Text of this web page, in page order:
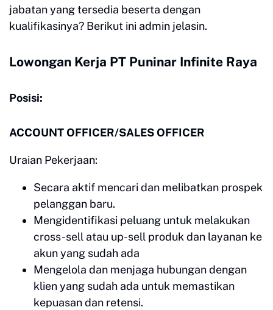
jabatan yang tersedia beserta dengan
kualifikasinya? Berikut ini admin jelasin.
Lowongan Kerja PT Puninar Infinite Raya
Posisi:
ACCOUNT OFFICER/SALES OFFICER
Uraian Pekerjaan:
Secara aktif mencari dan melibatkan prospek
pelanggan baru.
Mengidentifikasi peluang untuk melakukan
cross-sell atau up-sell produk dan layanan ke
akun yang sudah ada
Mengelola dan menjaga hubungan dengan
klien yang sudah ada untuk memastikan
kepuasan dan retensi.